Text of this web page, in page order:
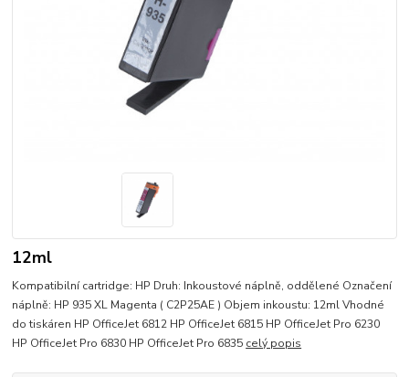
12ml
Kompatibilní cartridge: HP Druh: Inkoustové náplně, oddělené Označení
náplně: HP 935 XL Magenta ( C2P25AE ) Objem inkoustu: 12ml Vhodné
do tiskáren HP OfficeJet 6812 HP OfficeJet 6815 HP OfficeJet Pro 6230
HP OfficeJet Pro 6830 HP OfficeJet Pro 6835 celý popis